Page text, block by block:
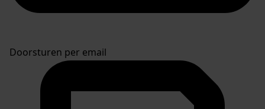
Doorsturen per email